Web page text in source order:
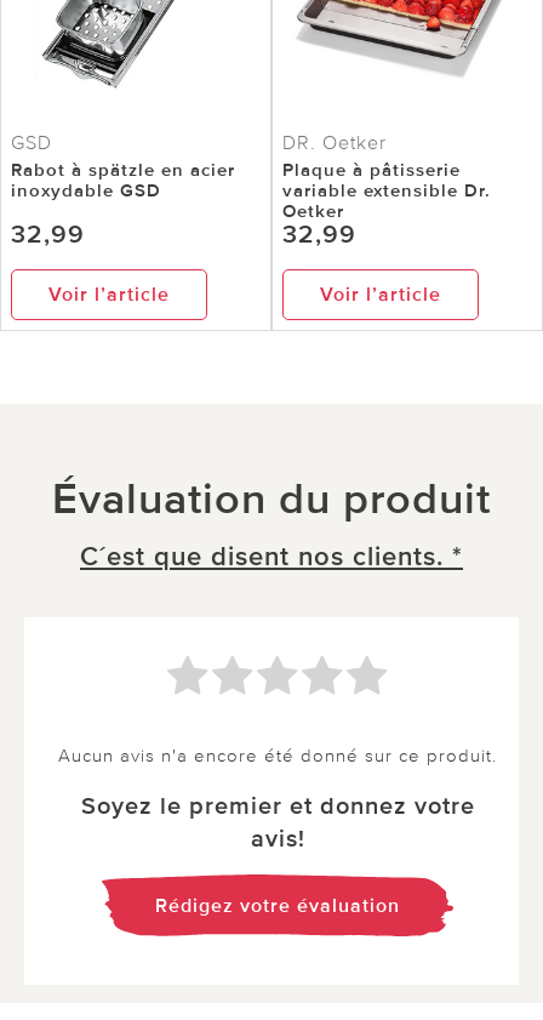
GSD
Rabot à spätzle en acier
inoxydable GSD
32,99
Voir l’article
DR. Oetker
Plaque à pâtisserie
variable extensible Dr.
Oetker
32,99
Voir l’article
Évaluation du produit
C´est que disent nos clients. *
Aucun avis n'a encore été donné sur ce produit.
Soyez le premier et donnez votre
avis!
Rédigez votre évaluation